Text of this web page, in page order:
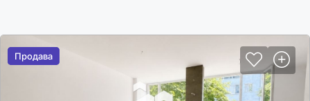
Продава
Продава